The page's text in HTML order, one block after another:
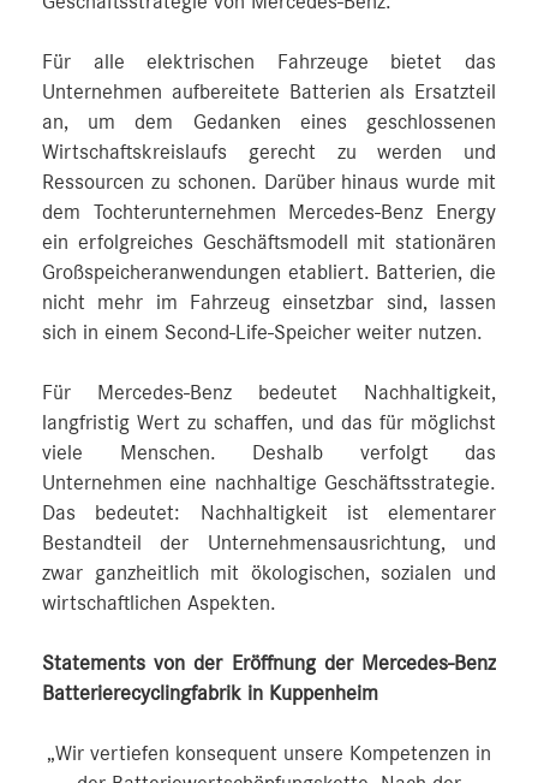
Für alle elektrischen Fahrzeuge bietet das
Unternehmen aufbereitete Batterien als Ersatzteil
an, um dem Gedanken eines geschlossenen
Wirtschaftskreislaufs gerecht zu werden und
Ressourcen zu schonen. Darüber hinaus wurde mit
dem Tochterunternehmen Mercedes-Benz Energy
ein erfolgreiches Geschäftsmodell mit stationären
Großspeicheranwendungen etabliert. Batterien, die
nicht mehr im Fahrzeug einsetzbar sind, lassen
sich in einem Second-Life-Speicher weiter nutzen.
Für Mercedes-Benz bedeutet Nachhaltigkeit,
langfristig Wert zu schaffen, und das für möglichst
viele Menschen. Deshalb verfolgt das
Unternehmen eine nachhaltige Geschäftsstrategie.
Das bedeutet: Nachhaltigkeit ist elementarer
Bestandteil der Unternehmensausrichtung, und
zwar ganzheitlich mit ökologischen, sozialen und
wirtschaftlichen Aspekten.
Statements von der Eröffnung der Mercedes-Benz
Batterierecyclingfabrik in Kuppenheim
„Wir vertiefen konsequent unsere Kompetenzen in